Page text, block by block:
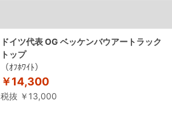
ドイツ代表 OG ベッケンバウアートラック
トップ
（ｵﾌﾎﾜｲﾄ）
￥14,300
税抜 ￥13,000